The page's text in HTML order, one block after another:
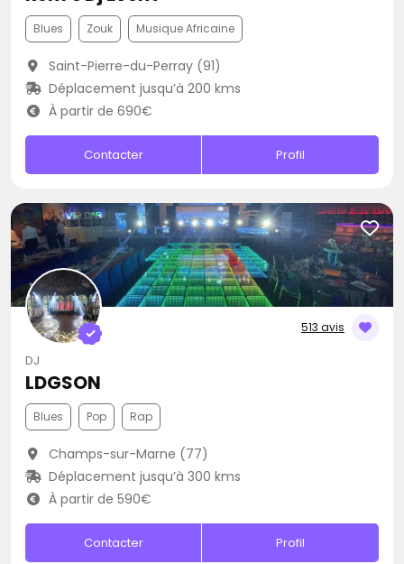
Blues Zouk Musique Africaine
Saint-Pierre-du-Perray (91)
Déplacement jusqu’à 200 kms
À partir de 690€
Contacter Profil
513 avis
DJ
LDGSON
Blues Pop Rap
Champs-sur-Marne (77)
Déplacement jusqu’à 300 kms
À partir de 590€
Contacter Profil